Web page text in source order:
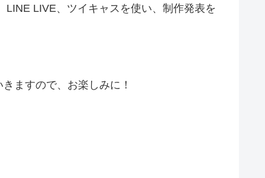
LIVE、ツイキャスを使い、制作発表を
ますので、お楽しみに！